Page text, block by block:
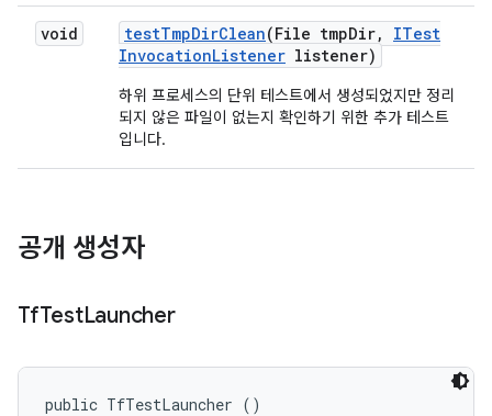
void testTmpDirClean(File tmpDir,
ITest
InvocationListener listener)
하위 프로세스의 단위 테스트에서 생성되었지만 정리
되지 않은 파일이 없는지 확인하기 위한 추가 테스트
입니다.
공개 생성자
TfTestLauncher
public TfTestLauncher ()